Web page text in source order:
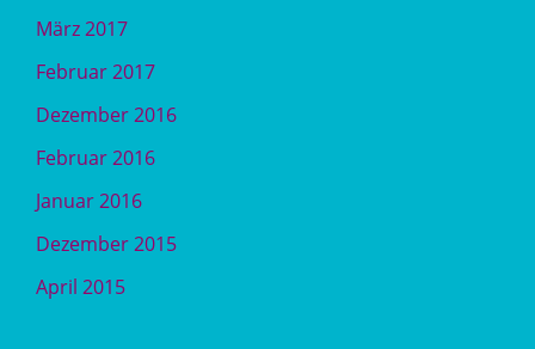
März 2017
Februar 2017
Dezember 2016
Februar 2016
Januar 2016
Dezember 2015
April 2015